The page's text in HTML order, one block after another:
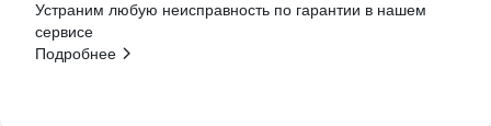
Устраним любую неисправность по гарантии в нашем
сервисе
Подробнее